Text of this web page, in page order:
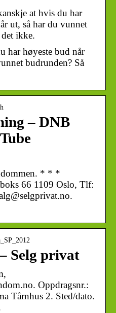
at hvis du har
ut, så har du vunnet
ikke.
har høyeste bud når
budrunden? Så
– DNB
* * *
66 1109 Oslo, Tlf:
Selg privat
Oppdragsnr.:
Tårnhus 2. Sted/dato.